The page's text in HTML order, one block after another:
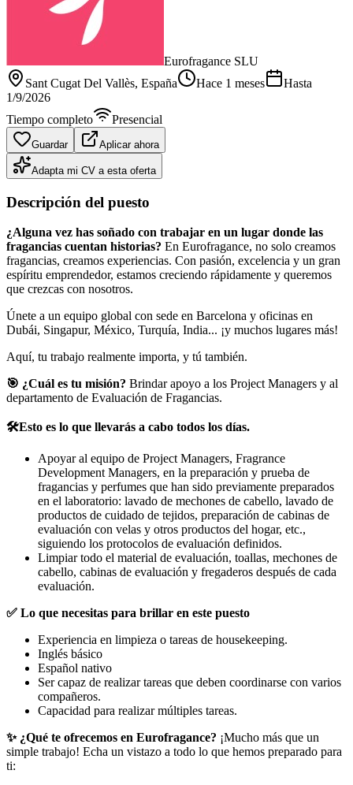
Eurofragance SLU
Sant Cugat Del Vallès, España Hace 1 meses
Hasta
1/9/2026
Tiempo completo
Presencial
Guardar Aplicar ahora
Adapta mi CV a esta oferta
Descripción del puesto
¿Alguna vez has soñado con trabajar en un lugar donde las
fragancias cuentan historias? En Eurofragance, no solo creamos
fragancias, creamos experiencias. Con pasión, excelencia y un gran
espíritu emprendedor, estamos creciendo rápidamente y queremos
que crezcas con nosotros.
Únete a un equipo global con sede en Barcelona y oficinas en
Dubái, Singapur, México, Turquía, India... ¡y muchos lugares más!
Aquí, tu trabajo realmente importa, y tú también.
🎯 ¿Cuál es tu misión? Brindar apoyo a los Project Managers y al
departamento de Evaluación de Fragancias.
🛠️Esto es lo que llevarás a cabo todos los días.
Apoyar al equipo de Project Managers, Fragrance
Development Managers, en la preparación y prueba de
fragancias y perfumes que han sido previamente preparados
en el laboratorio: lavado de mechones de cabello, lavado de
productos de cuidado de tejidos, preparación de cabinas de
evaluación con velas y otros productos del hogar, etc.,
siguiendo los protocolos de evaluación definidos.
Limpiar todo el material de evaluación, toallas, mechones de
cabello, cabinas de evaluación y fregaderos después de cada
evaluación.
✅ Lo que necesitas para brillar en este puesto
Experiencia en limpieza o tareas de housekeeping.
Inglés básico
Español nativo
Ser capaz de realizar tareas que deben coordinarse con varios
compañeros.
Capacidad para realizar múltiples tareas.
✨ ¿Qué te ofrecemos en Eurofragance? ¡Mucho más que un
simple trabajo! Echa un vistazo a todo lo que hemos preparado para
ti: